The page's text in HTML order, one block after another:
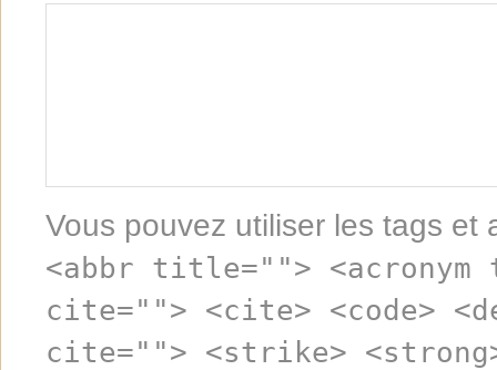
Vous pouvez utiliser les tags et
<abbr title="">
cite=""> <cite> <code>
cite=""> <strike>